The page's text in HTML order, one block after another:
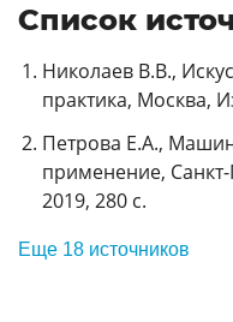
Список
Николаев В.В.,
практика, Москва,
Петрова Е.А.,
применение,
2019, 280 с.
Еще 18 источников